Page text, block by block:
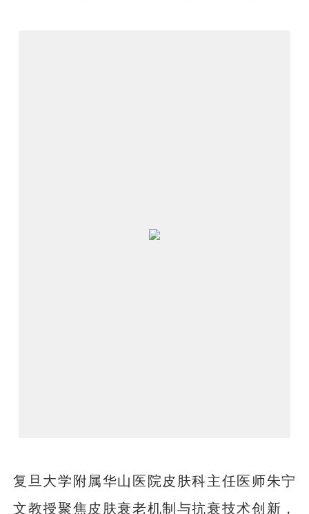
复旦大学附属华山医院皮肤科主任医师朱宁
文教授聚焦皮肤衰老机制与抗衰技术创新，